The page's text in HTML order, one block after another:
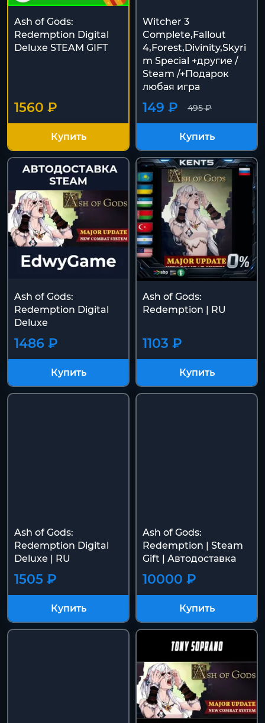
Ash of Gods:
Redemption Digital
Deluxe STEAM GIFT
1560 ₽
Купить
Witcher 3
Complete,Fallout
4,Forest,Divinity,Skyri
m Special +другие /
Steam /+Подарок
любая игра
495 ₽
149 ₽
Купить
Ash of Gods:
Redemption Digital
Deluxe
1486 ₽
Купить
Ash of Gods:
Redemption | RU
1103 ₽
Купить
Ash of Gods:
Redemption Digital
Deluxe | RU
1505 ₽
Купить
Ash of Gods:
Redemption | Steam
Gift | Автодоставка
10000 ₽
Купить